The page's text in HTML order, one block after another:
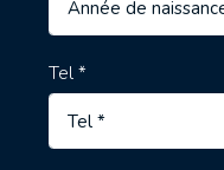
Tel *